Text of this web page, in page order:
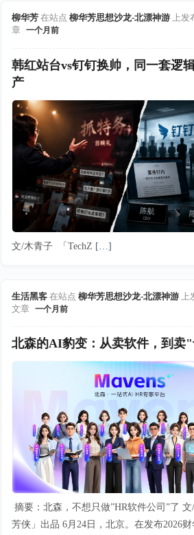
柳华芳在站点 柳华芳思想沙龙-北漂神游上发
章
一个月前
韩红站台vs钉钉换帅，同一套逻
产
文/木青子 「TechZ […]
生活黑客在站点 柳华芳思想沙龙-北漂神游上
文章
一个月前
北森的AI豹变：从卖软件，到卖
摘要：北森，不想只做”HR软件公司”了
芳侠」出品 6月24日，北京。在发布2026